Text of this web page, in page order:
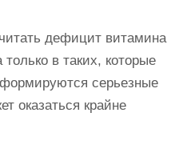
дефицит витамина
в таких, которые
серьезные
оказаться крайне